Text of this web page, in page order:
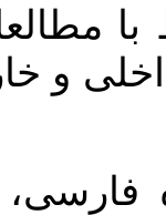
با
و